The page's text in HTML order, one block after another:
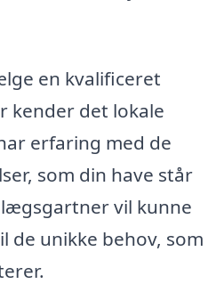
en kvalificeret
kender det lokale
erfaring med de
som din have står
vil kunne
de unikke behov, som